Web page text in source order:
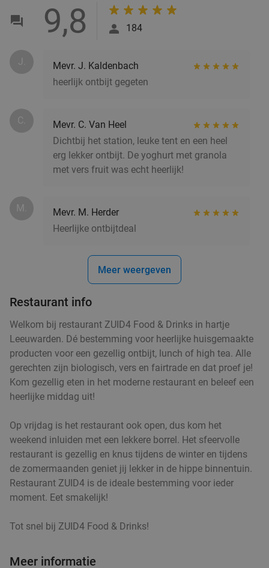
44%
3-gangendiner van de chef bij Drink & Eetlokaal
Proefverlof
Drink & Eetlokaal Proefverlof
9.8 star
Leeuwarden 14 min.
Verkocht: 452 Regulier €49,50
2-gangenlunch bij Vintage Coffee in hartje
Di
Wo
Drachten
Verkocht: 278 Regulier €18
€11
43%
3-gangen shared dining-diner bij Grand Café de
Babbelaar Drachten
Grand Café de Babbelaar Drachten
9.5star
Drachten 14 min.directions_car
Verkocht: 484 Regulier €52,25
€29,95
milkshake, saus en friet
9,8 184
J.
Mevr. J. Kaldenbach
heerlijk ontbijt gegeten
C.
Mevr. C. Van Heel
Dichtbij het station, leuke tent en een heel
erg lekker ontbijt. De yoghurt met granola
met vers fruit was echt heerlijk!
M.
Mevr. M. Herder
Heerlijke ontbijtdeal
Meer weergeven
Restaurant info
Welkom bij restaurant ZUID4 Food & Drinks in hartje
Leeuwarden. Dé bestemming voor heerlijke huisgemaakte
producten voor een gezellig ontbijt, lunch of high tea. Alle
gerechten zijn biologisch, vers en fairtrade en dat proef je!
Kom gezellig eten in het moderne restaurant en beleef een
heerlijke middag uit!
Op vrijdag is het restaurant ook open, dus kom het
weekend inluiden met een lekkere borrel. Het sfeervolle
restaurant is gezellig en knus tijdens de winter en tijdens
de zomermaanden geniet jij lekker in de hippe binnentuin.
Restaurant ZUID4 is de ideale bestemming voor ieder
moment. Eet smakelijk!
Tot snel bij ZUID4 Food & Drinks!
Meer informatie